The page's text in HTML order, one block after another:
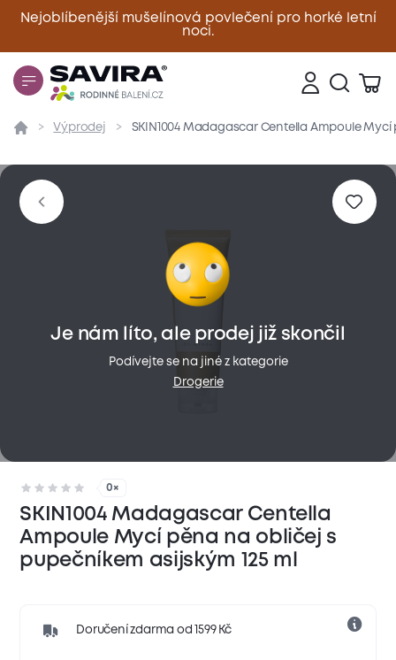
Nejoblíbenější mušelínová povlečení pro horké letní
noci.
Zavřít
Přehled Parametry Popis produktu
Výprodej SKIN1004 Madagascar Centella Ampoule
0×
SKIN1004 Madagascar Centella
Ampoule Mycí pěna na obličej s
pupečníkem asijským 125 ml
Doručení zdarma od 1599 Kč
Je nám líto, ale prodej již skončil
Podívejte se na jiné z kategorie
Drogerie